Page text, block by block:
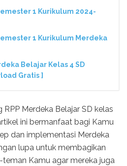
1 Kurikulum 2024-
1 Kurikulum Merdeka
Belajar Kelas 4 SD
Gratis ]
Merdeka Belajar SD kelas
ini bermanfaat bagi Kamu
dan implementasi Merdeka
lupa untuk membagikan
Kamu agar mereka juga